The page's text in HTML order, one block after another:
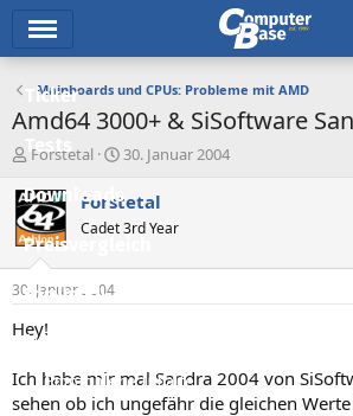
Ticker
Tests
Downloads
Preisvergleich
Forum
Aktuelles
Empfohlene Inhalte
Mainboards und CPUs: Probleme mit AMD
Amd64 3000+ & SiSoftware
E
s
t
e
e
r
Forstetal
E
s
e
t
30. Januar 2004
Forstetal
Cadet 3rd Year
30. Januar 2004
Hey!
Ich habe mir mal Sandra 2004 von
sehen ob ich ungefähr die gleichen